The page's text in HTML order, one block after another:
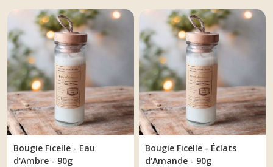
Bougie Ficelle - Eau
d'Ambre - 90g
Bougie Ficelle - Éclats
d'Amande - 90g